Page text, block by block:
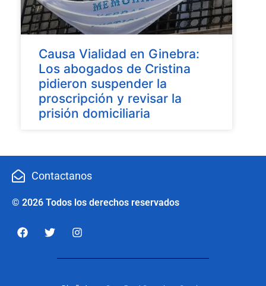
Causa Vialidad en Ginebra:
Los abogados de Cristina
pidieron suspender la
proscripción y revisar la
prisión domiciliaria
Contactanos
© 2026 Todos los derechos reservados